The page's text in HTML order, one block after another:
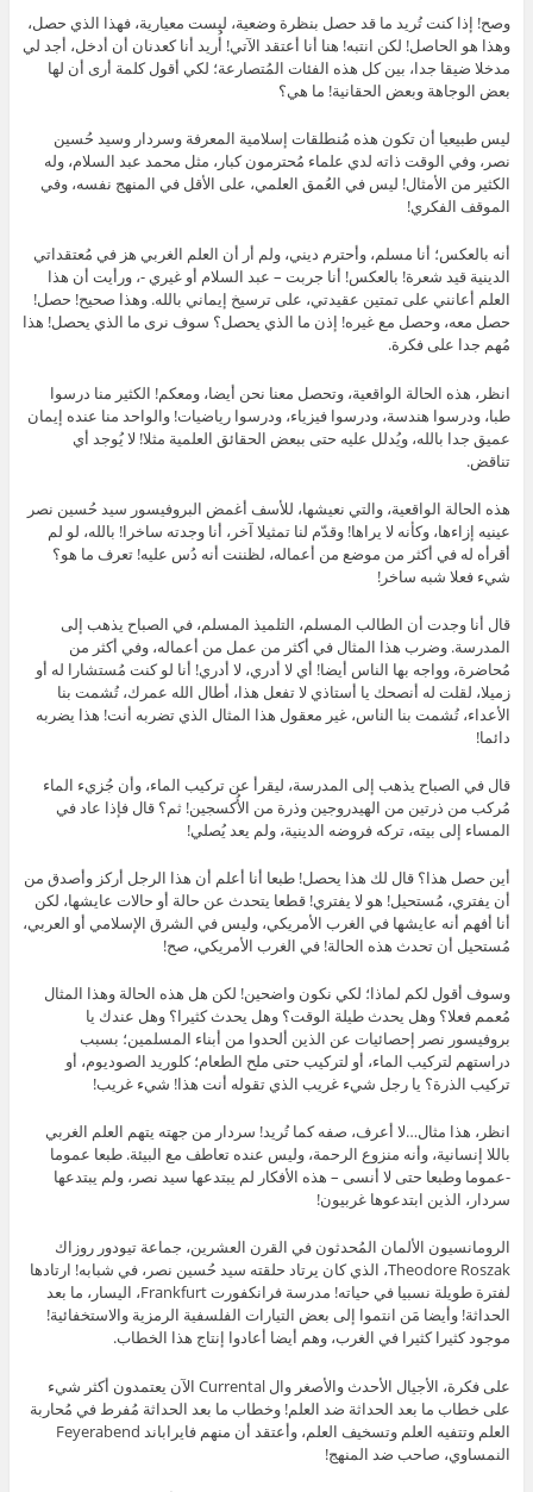
وصح! إذا كنت تُريد ما قد حصل بنظرة وضعية، ليست معيارية، فهذا الذي حصل،
وهذا هو الحاصل! لكن انتبه! هنا أنا أعتقد الآتي! أُريد أنا كعدنان أن أدخل، أجد لي
مدخلا ضيقا جدا، بين كل هذه الفئات المُتصارعة؛ لكي أقول كلمة أرى أن لها
بعض الوجاهة وبعض الحقانية! ما هي؟
ليس طبيعيا أن تكون هذه مُنطلقات إسلامية المعرفة وسردار وسيد حُسين
نصر، وفي الوقت ذاته لدي علماء مُحترمون كبار، مثل محمد عبد السلام، وله
الكثير من الأمثال! ليس في العُمق العلمي، على الأقل في المنهج نفسه، وفي
الموقف الفكري!
أنه بالعكس؛ أنا مسلم، وأحترم ديني، ولم أر أن العلم الغربي هز في مُعتقداتي
الدينية قيد شعرة! بالعكس! أنا جربت – عبد السلام أو غيري -، ورأيت أن هذا
العلم أعانني على تمتين عقيدتي، على ترسيخ إيماني بالله. وهذا صحيح! حصل!
حصل معه، وحصل مع غيره! إذن ما الذي يحصل؟ سوف نرى ما الذي يحصل! هذا
مُهم جدا على فكرة.
انظر، هذه الحالة الواقعية، وتحصل معنا نحن أيضا، ومعكم! الكثير منا درسوا
طبا، ودرسوا هندسة، ودرسوا فيزياء، ودرسوا رياضيات! والواحد منا عنده إيمان
عميق جدا بالله، ويُدلل عليه حتى ببعض الحقائق العلمية مثلا! لا يُوجد أي
تناقض.
هذه الحالة الواقعية، والتي نعيشها، للأسف أغمض البروفيسور سيد حُسين نصر
عينيه إزاءها، وكأنه لا يراها! وقدّم لنا تمثيلا آخر، أنا وجدته ساخرا! بالله، لو لم
أقرأه له في أكثر من موضع من أعماله، لظننت أنه دُس عليه! تعرف ما هو؟
شيء فعلا شبه ساخر!
قال أنا وجدت أن الطالب المسلم، التلميذ المسلم، في الصباح يذهب إلى
المدرسة. وضرب هذا المثال في أكثر من عمل من أعماله، وفي أكثر من
مُحاضرة، وواجه بها الناس أيضا! أي لا أدري، لا أدري! أنا لو كنت مُستشارا له أو
زميلا، لقلت له أنصحك يا أستاذي لا تفعل هذا، أطال الله عمرك، تُشمت بنا
الأعداء، تُشمت بنا الناس، غير معقول هذا المثال الذي تضربه أنت! هذا يضربه
دائما!
قال في الصباح يذهب إلى المدرسة، ليقرأ عن تركيب الماء، وأن جُزيء الماء
مُركب من ذرتين من الهيدروجين وذرة من الأُكسجين! ثم؟ قال فإذا عاد في
المساء إلى بيته، تركه فروضه الدينية، ولم يعد يُصلي!
أين حصل هذا؟ قال لك هذا يحصل! طبعا أنا أعلم أن هذا الرجل أركز وأصدق من
أن يفتري، مُستحيل! هو لا يفتري! قطعا يتحدث عن حالة أو حالات عايشها، لكن
أنا أفهم أنه عايشها في الغرب الأمريكي، وليس في الشرق الإسلامي أو العربي،
مُستحيل أن تحدث هذه الحالة! في الغرب الأمريكي، صح!
وسوف أقول لكم لماذا؛ لكي نكون واضحين! لكن هل هذه الحالة وهذا المثال
مُعمم فعلا؟ وهل يحدث طيلة الوقت؟ وهل يحدث كثيرا؟ وهل عندك يا
بروفيسور نصر إحصائيات عن الذين ألحدوا من أبناء المسلمين؛ بسبب
دراستهم لتركيب الماء، أو لتركيب حتى ملح الطعام؛ كلوريد الصوديوم، أو
تركيب الذرة؟ يا رجل شيء غريب الذي تقوله أنت هذا! شيء غريب!
انظر، هذا مثال…لا أعرف، صفه كما تُريد! سردار من جهته يتهم العلم الغربي
باللا إنسانية، وأنه منزوع الرحمة، وليس عنده تعاطف مع البيئة. طبعا عموما
-عموما وطبعا حتى لا أنسى – هذه الأفكار لم يبتدعها سيد نصر، ولم يبتدعها
سردار، الذين ابتدعوها غربيون!
الرومانسيون الألمان المُحدثون في القرن العشرين، جماعة تيودور روزاك
Theodore Roszak، الذي كان يرتاد حلقته سيد حُسين نصر، في شبابه! ارتادها
لفترة طويلة نسبيا في حياته! مدرسة فرانكفورت Frankfurt، اليسار، ما بعد
الحداثة! وأيضا مَن انتموا إلى بعض التيارات الفلسفية الرمزية والاستخفائية!
موجود كثيرا كثيرا في الغرب، وهم أيضا أعادوا إنتاج هذا الخطاب.
على فكرة، الأجيال الأحدث والأصغر وال Currental الآن يعتمدون أكثر شيء
على خطاب ما بعد الحداثة ضد العلم! وخطاب ما بعد الحداثة مُفرط في مُحاربة
العلم وتتفيه العلم وتسخيف العلم، وأعتقد أن منهم فايراباند Feyerabend
النمساوي، صاحب ضد المنهج!